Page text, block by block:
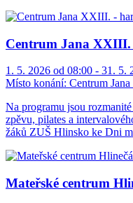
Centrum Jana XXIII.
1. 5. 2026 od 08:00 - 31. 5.
Místo konání: Centrum
Na programu jsou
zpěvu, pilates a
žáků ZUŠ Hlinsko ke Dni
Mateřské centrum